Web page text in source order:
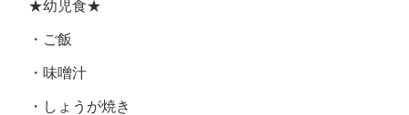
★幼児食★
・ご飯
・味噌汁
・しょうが焼き